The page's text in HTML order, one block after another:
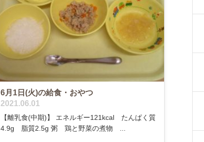
6月1日(火)の給食・おやつ
2021.06.01
【離乳食(中期)】 エネルギー121kcal たんぱく質
4.9g 脂質2.5g 粥 鶏と野菜の煮物 ...